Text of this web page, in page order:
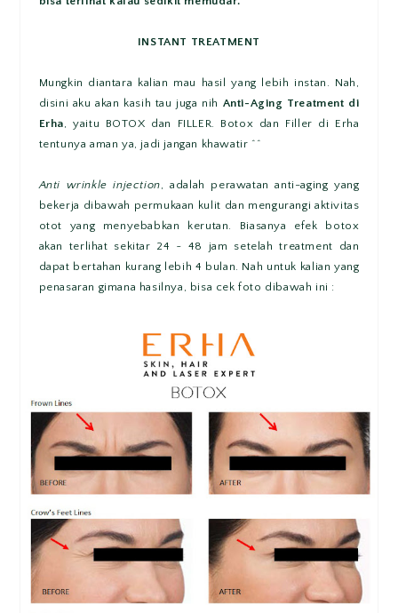
INSTANT TREATMENT
Mungkin diantara kalian mau hasil yang lebih instan. Nah,
disini aku akan kasih tau juga nih Anti-Aging Treatment di
Erha , yaitu BOTOX dan FILLER. Botox dan Filler di Erha
tentunya aman ya, jadi jangan khawatir ^^
Anti wrinkle injection , adalah perawatan anti-aging yang
bekerja dibawah permukaan kulit dan mengurangi aktivitas
otot yang menyebabkan kerutan. Biasanya efek botox
akan terlihat sekitar 24 ~ 48 jam setelah treatment dan
dapat bertahan kurang lebih 4 bulan. Nah untuk kalian yang
penasaran gimana hasilnya, bisa cek foto dibawah ini :